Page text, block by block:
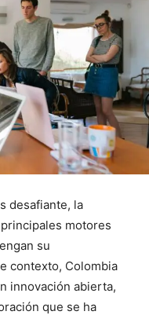
desafiante, la
motores
su
contexto, Colombia
innovación abierta,
que se ha